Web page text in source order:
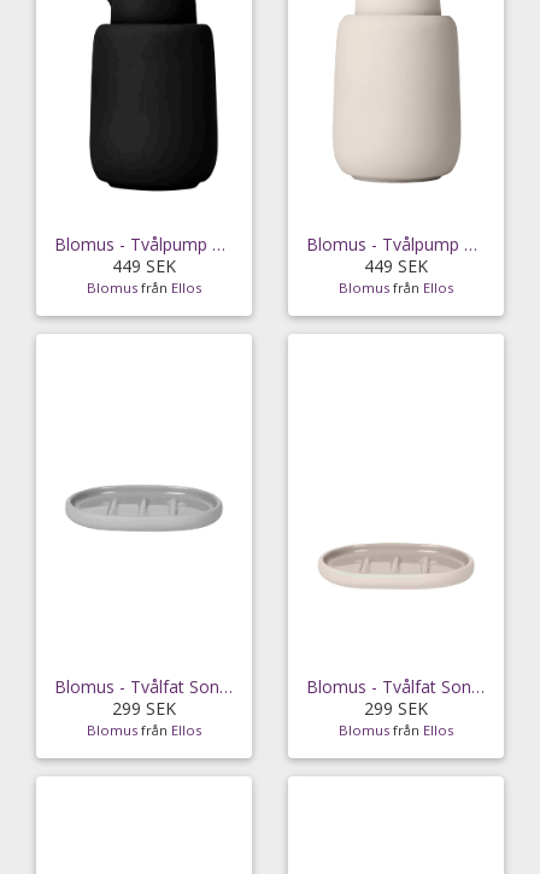
Blomus - Tvålpump Sono 250ml - Svart
449 SEK
Blomus från Ellos
Blomus - Tvålpump Sono 250ml - Beige
449 SEK
Blomus från Ellos
Blomus - Tvålfat Sono 13 cm - Grå
299 SEK
Blomus från Ellos
Blomus - Tvålfat Sono 13 cm - Beige
299 SEK
Blomus från Ellos